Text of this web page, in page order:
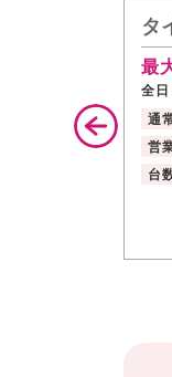
タ
最
全
通
営
台